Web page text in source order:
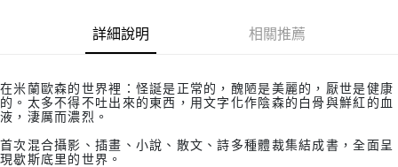
詳細說明 相關推薦
在米蘭歐森的世界裡：怪誕是正常的，醜陋是美麗的，厭世是健康
的。太多不得不吐出來的東西，用文字化作陰森的白骨與鮮紅的血
液，淒厲而濃烈。
首次混合攝影、插畫、小說、散文、詩多種體裁集結成書，全面呈
現歇斯底里的世界。